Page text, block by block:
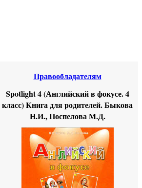
Правообладателям
Spotlight 4 (Английский в фокусе. 4
класс) Книга для родителей. Быкова
Н.И., Поспелова М.Д.